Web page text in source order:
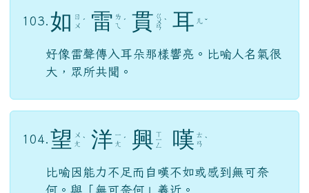
103. 如 ㄖ
ㄨ ˊ 雷 ㄌ
ㄟ ˊ 貫 ㄍ
ㄨ
ㄢ
ˋ 耳 ㄦ ˇ
好像雷聲傳入耳朵那樣響亮。比喻人名氣很
大，眾所共聞。
104. 望
ㄨ
ㄤ ˋ 洋 ㄤ
ˊ 興 ㄒ
ㄧ
ㄥ 嘆 ㄊ
ㄢ ˋ
比喻因能力不足而自嘆不如或感到無可奈
何。與「無可奈何」義近。